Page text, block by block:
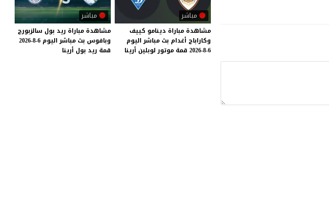
مباشر
مشاهدة مباراة دينامو كييف
وكاراباج أغدام بث مباشر اليوم
6-8-2026
قمة موتور لوبلين أرينا
مباشر
مشاهدة مباراة ريد بول سالزبورج
وبافوس بث مباشر اليوم 6-8-2026
قمة ريد بول أرينا